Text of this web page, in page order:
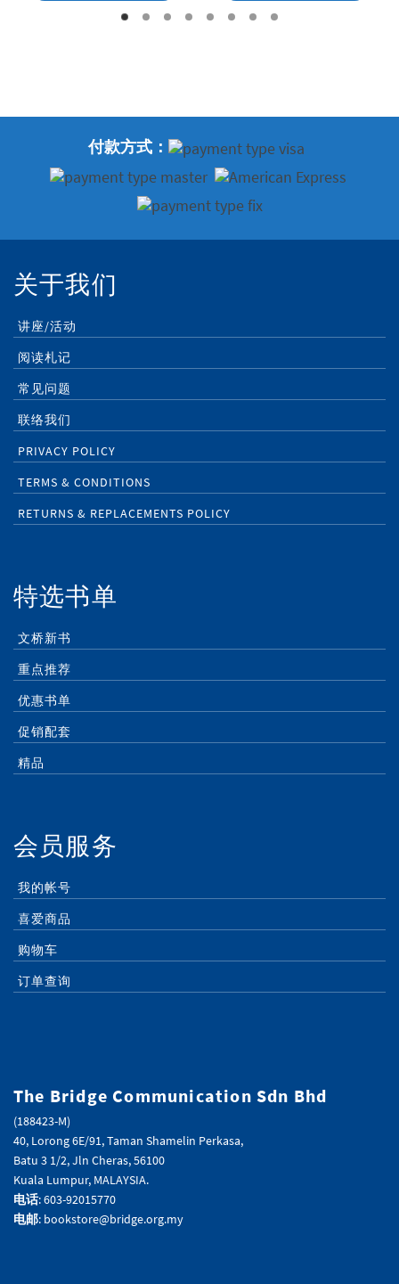
付款方式：
关于我们
讲座/活动
阅读札记
常见问题
联络我们
PRIVACY POLICY
TERMS & CONDITIONS
RETURNS & REPLACEMENTS POLICY
特选书单
文桥新书
重点推荐
优惠书单
促销配套
精品
会员服务
我的帐号
喜爱商品
购物车
订单查询
The Bridge Communication Sdn Bhd
(188423-M)
40, Lorong 6E/91, Taman Shamelin Perkasa,
Batu 3 1/2, Jln Cheras, 56100
Kuala Lumpur, MALAYSIA.
电话: 603-92015770
电邮: bookstore@bridge.org.my